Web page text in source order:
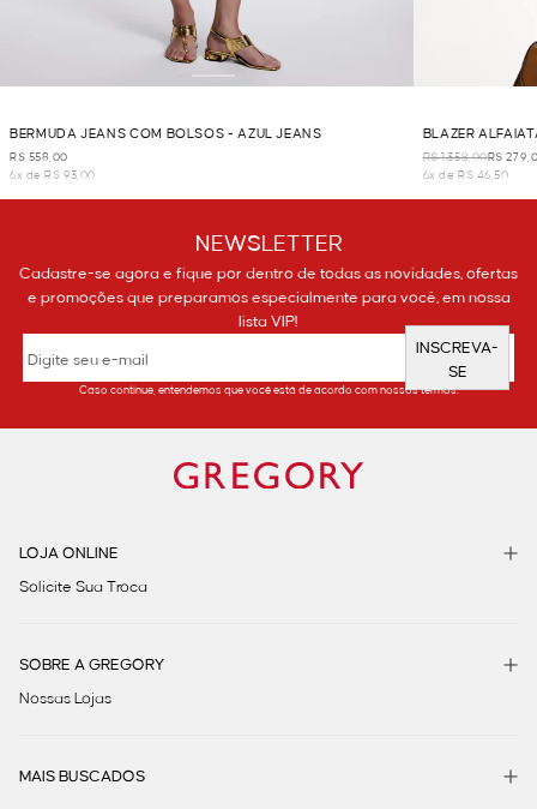
BERMUDA JEANS COM BOLSOS - AZUL JEANS
R$ 558,00
6x de R$ 93,00
BLAZER
R$ 1.358,00R$
6x de R$ 46,50
NEWSLETTER
Cadastre-se agora e fique por dentro de todas as novidades, ofertas
e promoções que preparamos especialmente para você, em nossa
lista VIP!
INSCREVA-
SE
Caso continue, entendemos que você está de acordo com nossos termos.
LOJA ONLINE
Solicite Sua Troca
SOBRE A GREGORY
Nossas Lojas
MAIS BUSCADOS